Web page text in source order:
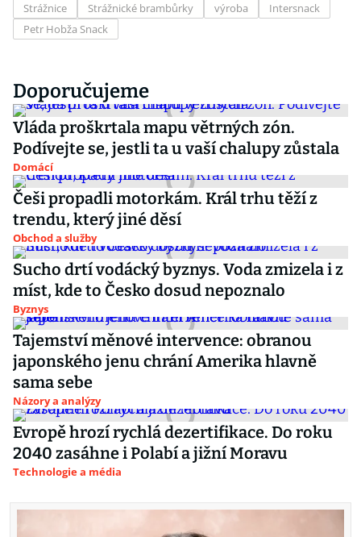
Strážnice
Strážnické brambůrky výroba
Intersnack
Petr Hobža Snack
Doporučujeme
Vláda proškrtala mapu větrných zón.
Podívejte se, jestli ta u vaší chalupy zůstala
Domácí
Češi propadli motorkám. Král trhu těží z
trendu, který jiné děsí
Obchod a služby
Sucho drtí vodácký byznys. Voda zmizela i z
míst, kde to Česko dosud nepoznalo
Byznys
Tajemství měnové intervence: obranou
japonského jenu chrání Amerika hlavně
sama sebe
Názory a analýzy
Evropě hrozí rychlá dezertifikace. Do roku
2040 zasáhne i Polabí a jižní Moravu
Technologie a média